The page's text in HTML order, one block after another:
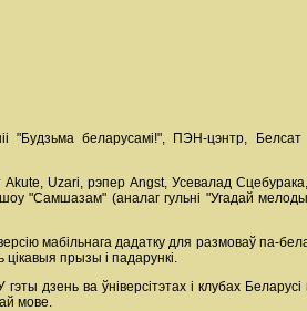
"Будзьма беларусамі!", ПЭН-цэнтр,
Akute, Uzari, рэпер Angst, Усевалад
"Самшазам" (аналаг гульні "Угадай
мабільнага дадатку для размоваў па-
прызы і падарункі.
дзень ва ўніверсітэтах і клубах
мове.